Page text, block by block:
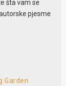
šta vam se
pjesme
Garden